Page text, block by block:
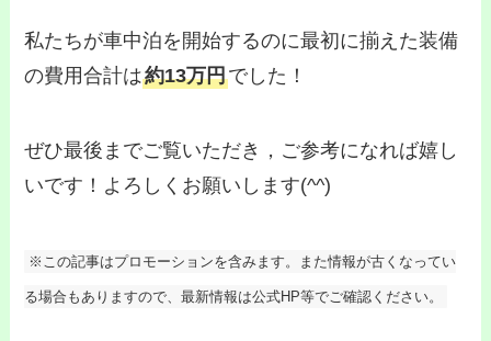
私たちが車中泊を開始するのに最初に揃えた装備
の費用合計は約13万円でした！
ぜひ最後までご覧いただき，ご参考になれば嬉し
いです！よろしくお願いします(^^)
※この記事はプロモーションを含みます。また情報が古くなってい
る場合もありますので、最新情報は公式HP等でご確認ください。